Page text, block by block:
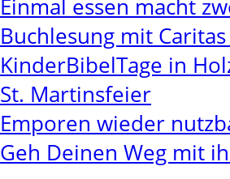
Einmal essen macht
Buchlesung mit
KinderBibelTage in
St. Martinsfeier
Emporen wieder
Geh Deinen Weg mit